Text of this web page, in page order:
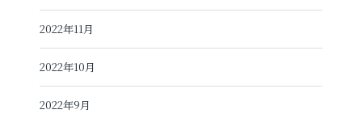
2022年11月
2022年10月
2022年9月